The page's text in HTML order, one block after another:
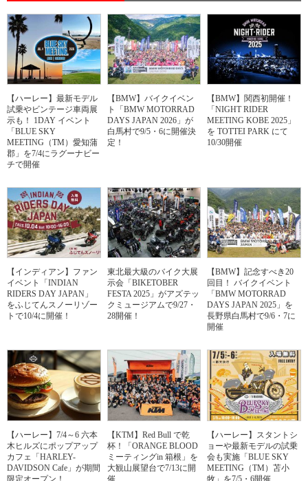
【ハーレー】最新モデル
試乗やビンテージ車両展
示も！ 1DAY イベント
「BLUE SKY
MEETING（TM）愛知蒲
郡」を7/4にラグーナビー
チで開催
【BMW】バイクイベン
ト「BMW MOTORRAD
DAYS JAPAN 2026」が
白馬村で9/5・6に開催決
定！
【BMW】関西初開催！
「NIGHT RIDER
MEETING KOBE 2025」
を TOTTEI PARK にて
10/30開催
【インディアン】ファン
イベント「INDIAN
RIDERS DAY JAPAN」
をふじてんスノーリゾー
トで10/4に開催！
東北最大級のバイク大展
示会「BIKETOBER
FESTA 2025」がアズテッ
クミュージアムで9/27・
28開催！
【BMW】記念すべき20
回目！ バイクイベント
「BMW MOTORRAD
DAYS JAPAN 2025」を
長野県白馬村で9/6・7に
開催
【ハーレー】7/4～6 六本
木ヒルズにポップアップ
カフェ「HARLEY-
DAVIDSON Cafe」が期間
限定オープン！
【KTM】Red Bull で乾
杯！「ORANGE BLOOD
ミーティングin 箱根」を
大観山展望台で7/13に開
催
【ハーレー】スタントシ
ョーや最新モデルの試乗
会も実施「BLUE SKY
MEETING（TM）苫小
牧」を7/5・6開催